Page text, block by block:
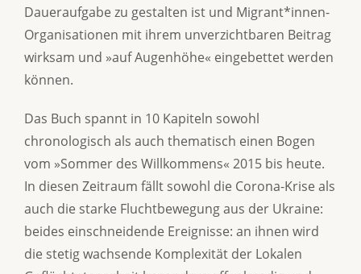
Daueraufgabe zu gestalten ist und Migrant*innen-
Organisationen mit ihrem unverzichtbaren Beitrag
wirksam und »auf Augenhöhe« eingebettet werden
können.
Das Buch spannt in 10 Kapiteln sowohl
chronologisch als auch thematisch einen Bogen
vom »Sommer des Willkommens« 2015 bis heute.
In diesen Zeitraum fällt sowohl die Corona-Krise als
auch die starke Fluchtbewegung aus der Ukraine:
beides einschneidende Ereignisse: an ihnen wird
die stetig wachsende Komplexität der Lokalen